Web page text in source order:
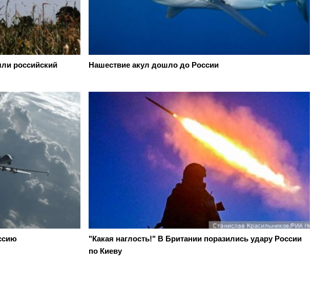
российский
Нашествие акул дошло до России
"Какая наглость!" В Британии поразились удару России
по Киеву